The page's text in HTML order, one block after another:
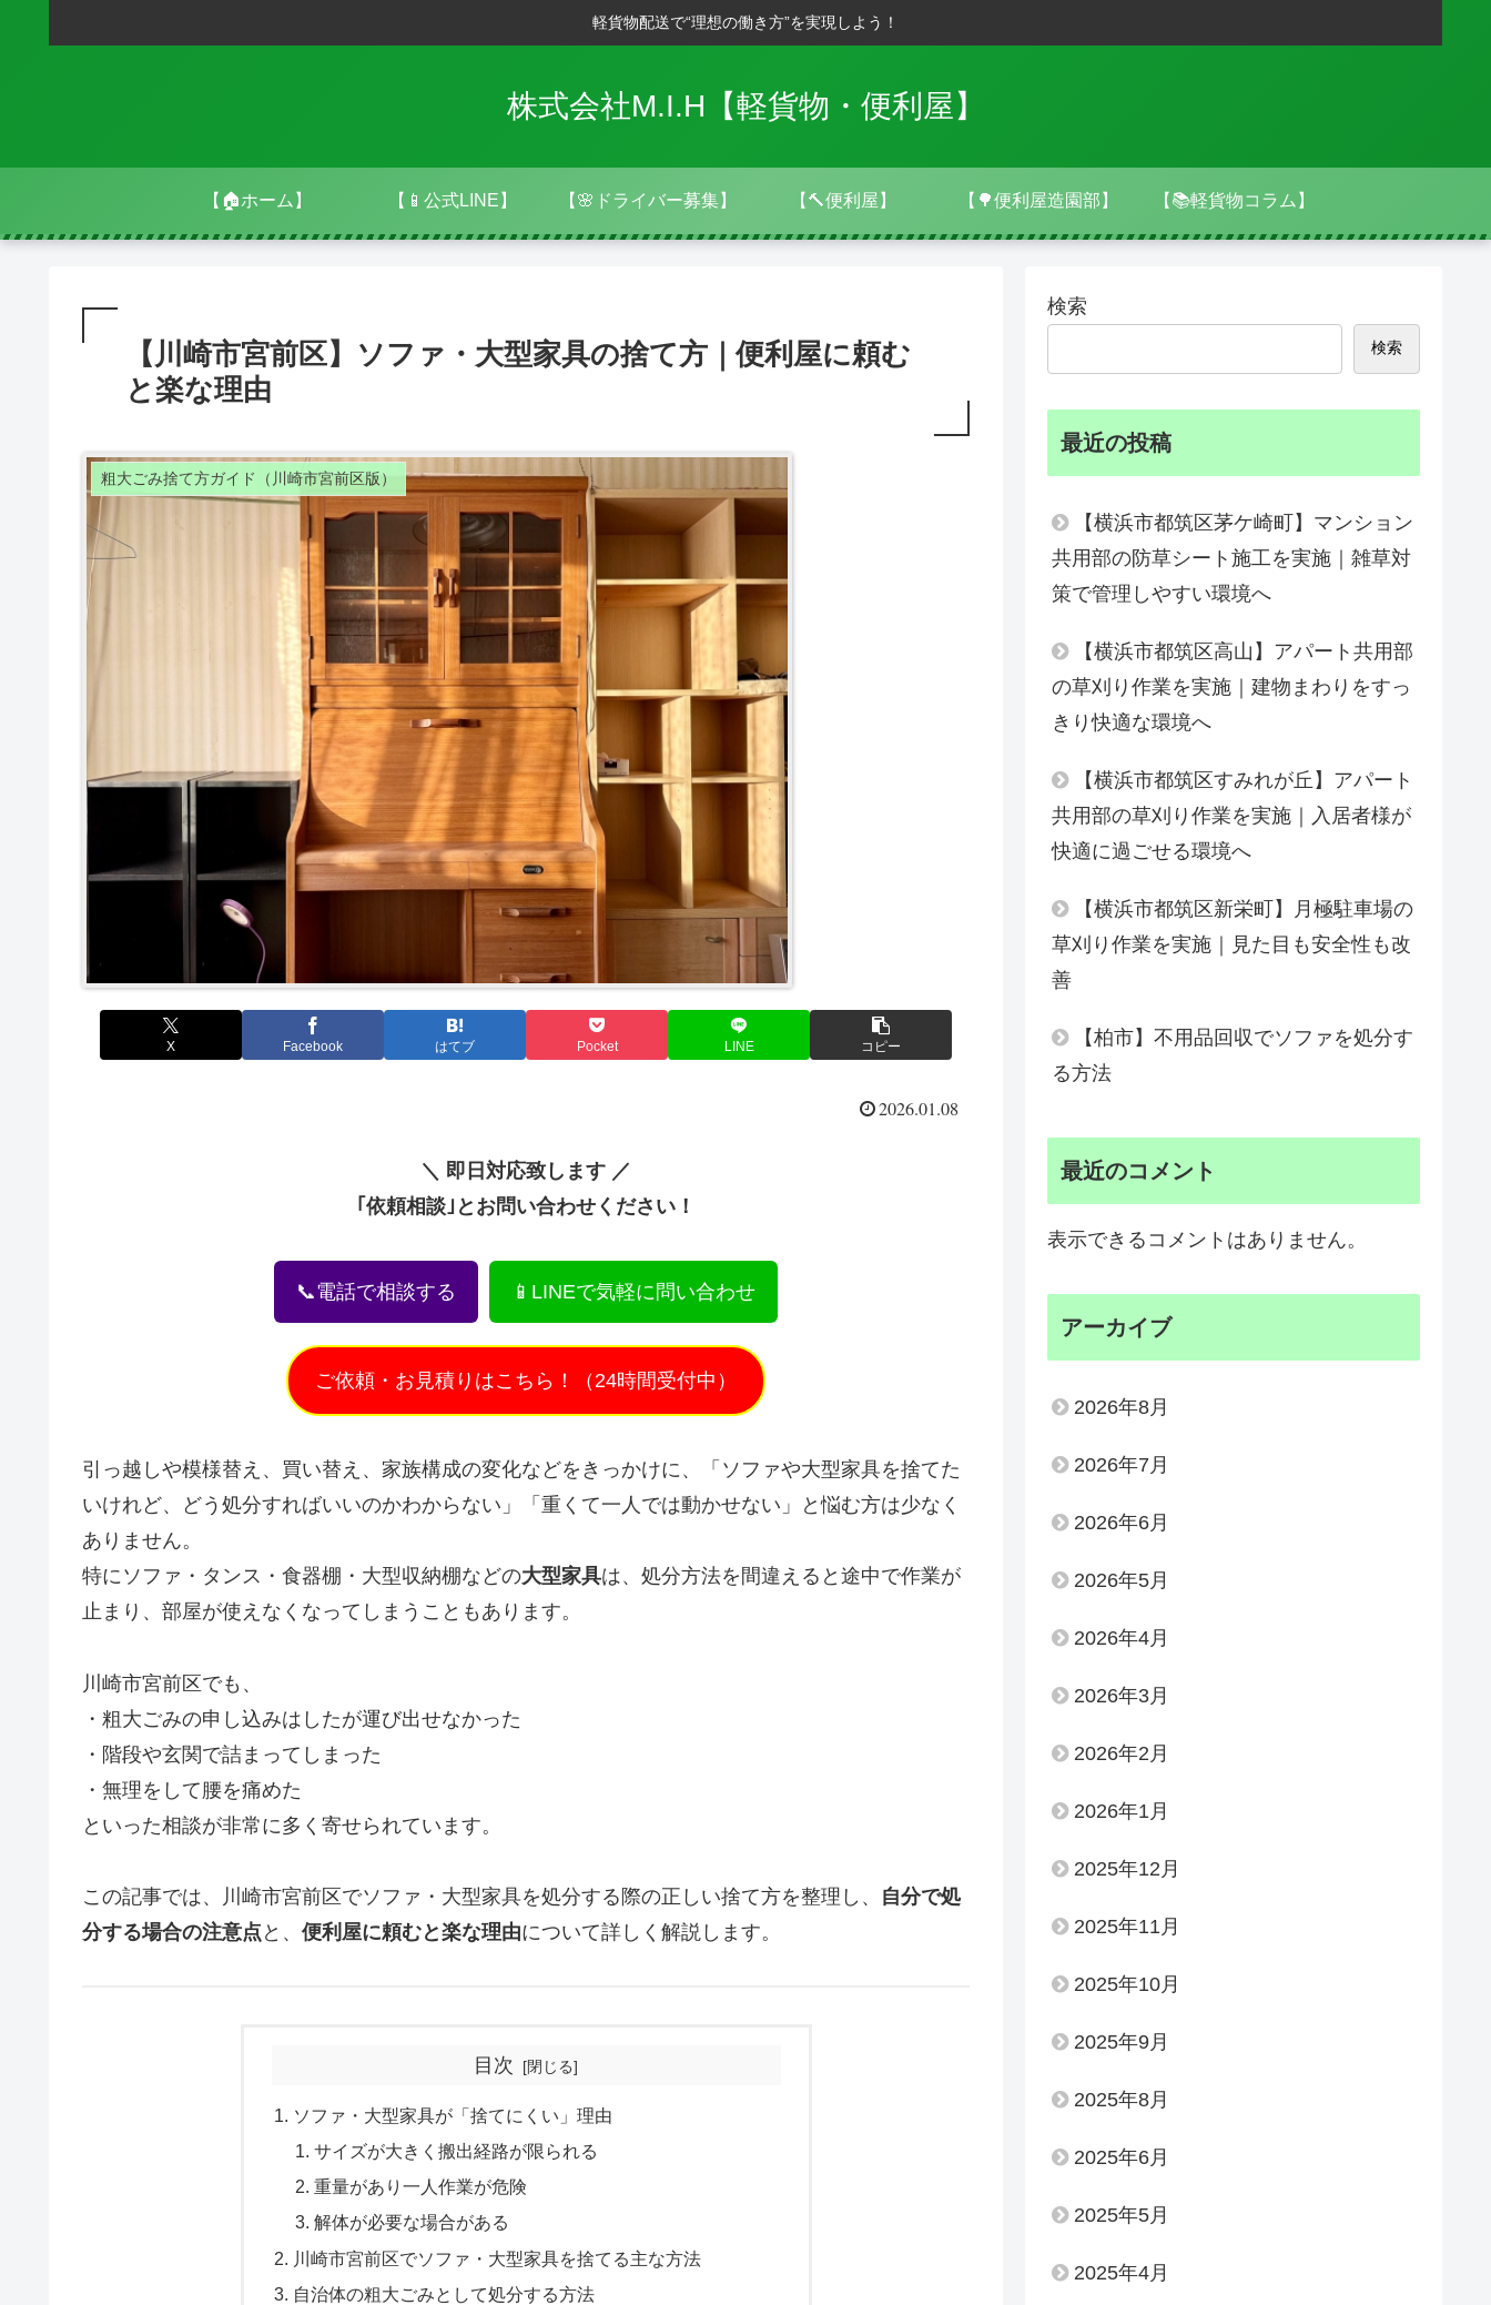
軽貨物配送で“理想の働き方”を実現しよう！
株式会社M.I.H【軽貨物・便利屋】
【🏠ホーム】 【📱公式LINE】 【🌸ドライバー募集】 【🔨便利屋】 【🌳便利屋造園部】 【📚軽貨物コラム】
【川崎市宮前区】ソファ・大型家具の捨て方｜便利屋に頼む
と楽な理由
粗大ごみ捨て方ガイド（川崎市宮前区版）
X Facebook はてブ Pocket LINE コピー
2026.01.08
＼ 即日対応致します ／
｢依頼相談｣とお問い合わせください！
📞電話で相談する 📱LINEで気軽に問い合わせ
ご依頼・お見積りはこちら！（24時間受付中）
引っ越しや模様替え、買い替え、家族構成の変化などをきっかけに、「ソファや大型家具を捨てた
いけれど、どう処分すればいいのかわからない」「重くて一人では動かせない」と悩む方は少なく
ありません。
特にソファ・タンス・食器棚・大型収納棚などの大型家具は、処分方法を間違えると途中で作業が
止まり、部屋が使えなくなってしまうこともあります。
川崎市宮前区でも、
・粗大ごみの申し込みはしたが運び出せなかった
・階段や玄関で詰まってしまった
・無理をして腰を痛めた
といった相談が非常に多く寄せられています。
この記事では、川崎市宮前区でソファ・大型家具を処分する際の正しい捨て方を整理し、 自分で処
分する場合の注意点 と、 便利屋に頼むと楽な理由について詳しく解説します。
目次
ソファ・大型家具が「捨てにくい」理由
サイズが大きく搬出経路が限られる
重量があり一人作業が危険
解体が必要な場合がある
川崎市宮前区でソファ・大型家具を捨てる主な方法
自治体の粗大ごみとして処分する方法
検索
検索
最近の投稿
【横浜市都筑区茅ケ崎町】マンション
共用部の防草シート施工を実施｜雑草対
策で管理しやすい環境へ
【横浜市都筑区高山】アパート共用部
の草刈り作業を実施｜建物まわりをすっ
きり快適な環境へ
【横浜市都筑区すみれが丘】アパート
共用部の草刈り作業を実施｜入居者様が
快適に過ごせる環境へ
【横浜市都筑区新栄町】月極駐車場の
草刈り作業を実施｜見た目も安全性も改
善
【柏市】不用品回収でソファを処分す
る方法
最近のコメント
表示できるコメントはありません。
アーカイブ
2026年8月
2026年7月
2026年6月
2026年5月
2026年4月
2026年3月
2026年2月
2026年1月
2025年12月
2025年11月
2025年10月
2025年9月
2025年8月
2025年6月
2025年5月
2025年4月